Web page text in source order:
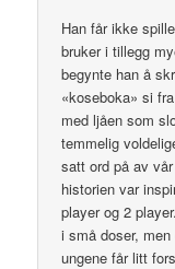
Han får ikke
bruker i tillegg
begynte han å
«koseboka» si
med ljåen som
temmelig
satt ord på av
historien var
player og 2
i små doser,
ungene får litt